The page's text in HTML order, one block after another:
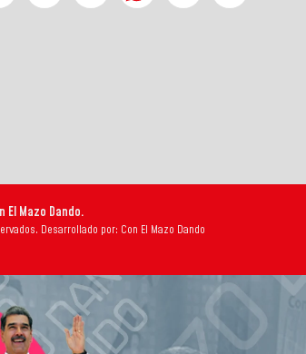
Mazo Dando.
Desarrollado por: Con El Mazo Dando